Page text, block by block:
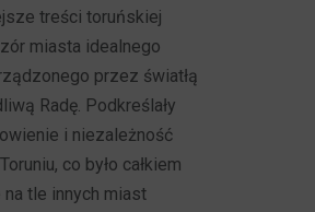
treści toruńskiej
miasta idealnego
przez światłą
Radę. Podkreślały
i niezależność
co było całkiem
na tle innych miast